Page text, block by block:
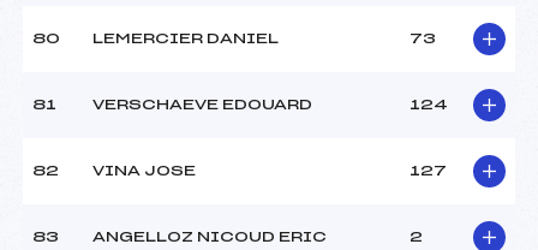
80 LEMERCIER DANIEL 73
81 VERSCHAEVE EDOUARD 124
82 VINA JOSE 127
83 ANGELLOZ NICOUD ERIC 2